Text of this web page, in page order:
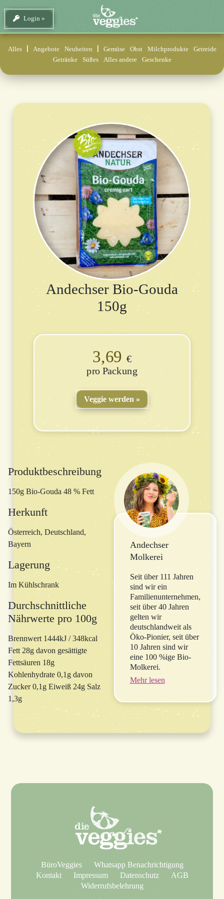
Login
Alles Angebote Neuheiten Gemüse Obst Milchprodukte
Getreide
Getränke
Süßes Alles andere Geschenke
Andechser Bio-Gouda
150g
3,69 €
Packung
Veggie werden
Produktbeschreibung
150g Bio-Gouda 48 % Fett
Herkunft
Österreich, Deutschland,
Bayern
Lagerung
Im Kühlschrank
Durchschnittliche
Nährwerte pro 100g
Brennwert 1444kJ / 348kcal
Fett 28g davon gesättigte
Fettsäuren 18g
Kohlenhydrate 0,1g davon
Zucker 0,1g Eiweiß 24g Salz
1,3g
Andechser
Molkerei
Seit über 111 Jahren
sind wir ein
Familienunternehmen,
seit über 40 Jahren
gelten wir
deutschlandweit als
Öko-Pionier, seit über
10 Jahren sind wir
eine 100 %ige Bio-
Molkerei.
Mehr lesen
BüroVeggies
Whatsapp Benachrichtigung
Kontakt
Impressum Datenschutz
AGB
Widerrufsbelehrung